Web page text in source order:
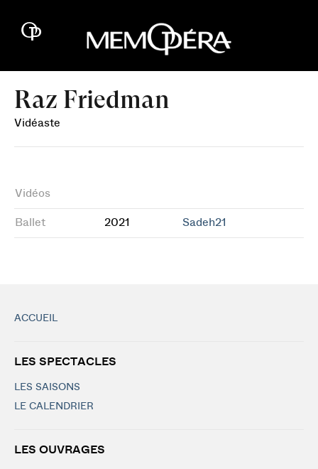
Raz Friedman
Vidéaste
Vidéos
Ballet 2021 Sadeh21
ACCUEIL
LES SPECTACLES
LES SAISONS
LE CALENDRIER
LES OUVRAGES